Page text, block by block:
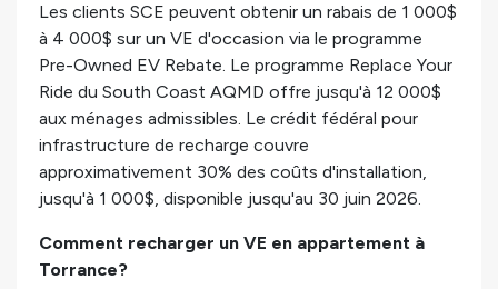
Les clients SCE peuvent obtenir un rabais de 1 000$
à 4 000$ sur un VE d'occasion via le programme
Pre-Owned EV Rebate. Le programme Replace Your
Ride du South Coast AQMD offre jusqu'à 12 000$
aux ménages admissibles. Le crédit fédéral pour
infrastructure de recharge couvre
approximativement 30% des coûts d'installation,
jusqu'à 1 000$, disponible jusqu'au 30 juin 2026.
Comment recharger un VE en appartement à
Torrance?